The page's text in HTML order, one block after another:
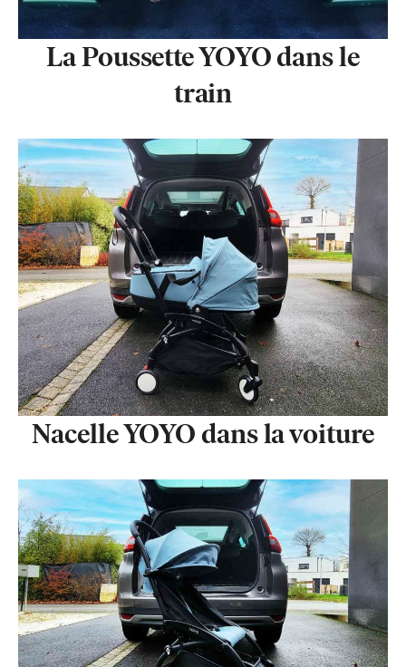
La Poussette YOYO dans le
train
Nacelle YOYO dans la voiture